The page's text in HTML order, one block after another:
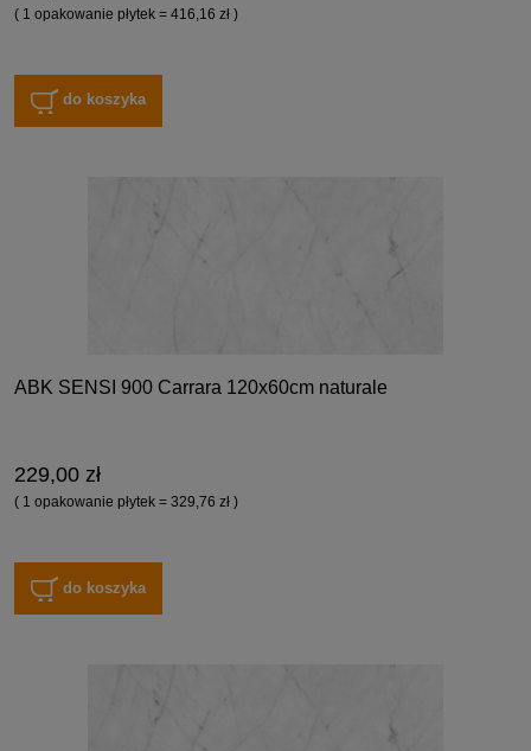
( 1 opakowanie płytek = 416,16 zł )
do koszyka
ABK SENSI 900 Carrara 120x60cm naturale
229,00 zł
( 1 opakowanie płytek = 329,76 zł )
do koszyka